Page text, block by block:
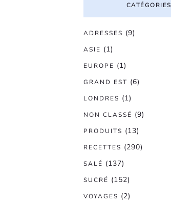
CATÉGORIES
ADRESSES (9)
ASIE (1)
EUROPE (1)
GRAND EST (6)
LONDRES (1)
NON CLASSÉ (9)
PRODUITS (13)
RECETTES (290)
SALÉ (137)
SUCRÉ (152)
VOYAGES (2)